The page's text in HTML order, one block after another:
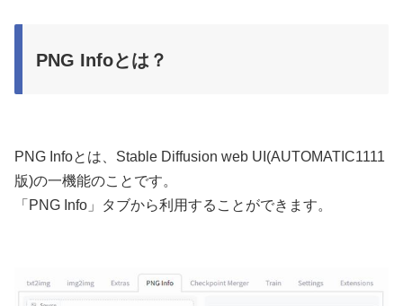
PNG Infoとは？
PNG Infoとは、Stable Diffusion web UI(AUTOMATIC1111
版)の一機能のことです。
「PNG Info」タブから利用することができます。